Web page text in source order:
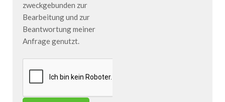
zweckgebunden zur
Bearbeitung und zur
Beantwortung meiner
Anfrage genutzt.